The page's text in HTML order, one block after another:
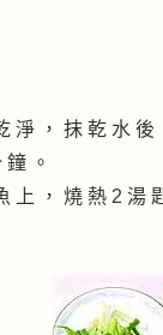
淨 ， 抹 乾 水 後
。
上 ， 燒 熱 2 湯